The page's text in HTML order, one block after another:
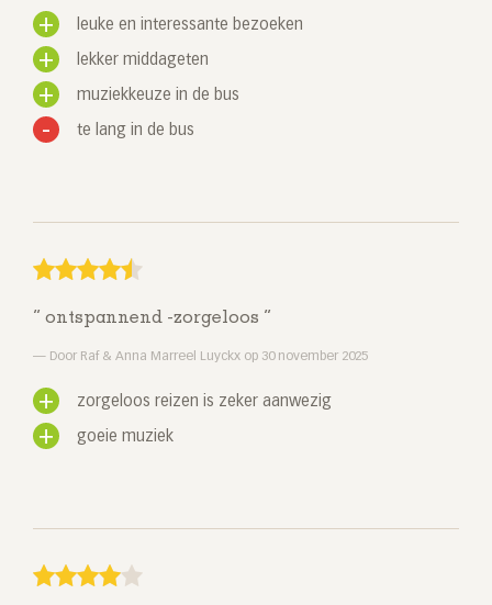
leuke en interessante bezoeken
lekker middageten
muziekkeuze in de bus
te lang in de bus
ontspannend -zorgeloos
Door Raf & Anna Marreel Luyckx op 30 november 2025
zorgeloos reizen is zeker aanwezig
goeie muziek